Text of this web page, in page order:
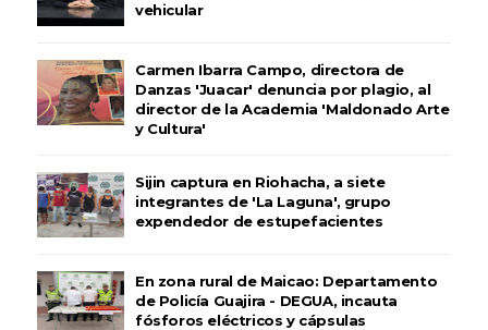
vehicular
Carmen Ibarra Campo, directora de
Danzas 'Juacar' denuncia por plagio, al
director de la Academia 'Maldonado Arte
y Cultura'
Sijin captura en Riohacha, a siete
integrantes de 'La Laguna', grupo
expendedor de estupefacientes
En zona rural de Maicao: Departamento
de Policía Guajira - DEGUA, incauta
fósforos eléctricos y cápsulas